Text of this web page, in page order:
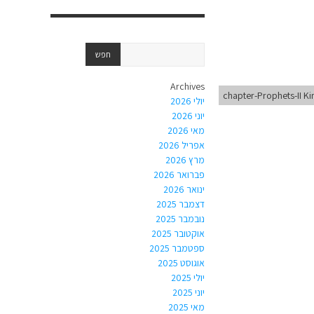
chapter-Prophets-II
Archives
יולי 2026
יוני 2026
מאי 2026
אפריל 2026
מרץ 2026
פברואר 2026
ינואר 2026
דצמבר 2025
נובמבר 2025
אוקטובר 2025
ספטמבר 2025
אוגוסט 2025
יולי 2025
יוני 2025
מאי 2025